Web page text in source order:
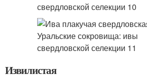
Извилистая